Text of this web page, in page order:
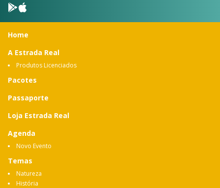
Home
A Estrada Real
Produtos Licenciados
Pacotes
Passaporte
Loja Estrada Real
Agenda
Novo Evento
Temas
Natureza
História